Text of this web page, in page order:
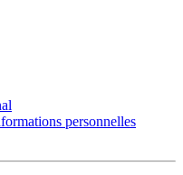
personnelles